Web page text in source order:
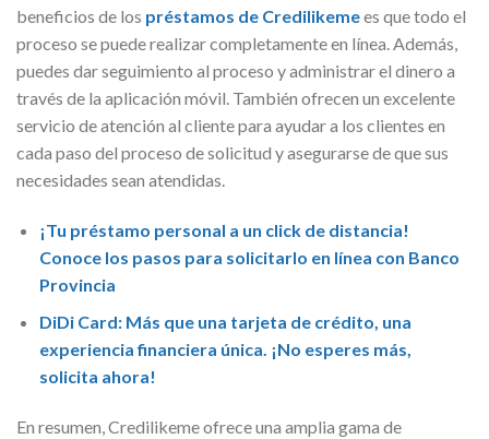
beneficios de los préstamos de Credilikemees que todo el
proceso se puede realizar completamente en línea. Además,
puedes dar seguimiento al proceso y administrar el dinero a
través de la aplicación móvil. También ofrecen un excelente
servicio de atención al cliente para ayudar a los clientes en
cada paso del proceso de solicitud y asegurarse de que sus
necesidades sean atendidas.
¡Tu préstamo personal a un click de distancia!
Conoce los pasos para solicitarlo en línea con Banco
Provincia
DiDi Card: Más que una tarjeta de crédito, una
experiencia financiera única. ¡No esperes más,
solicita ahora!
En resumen, Credilikeme ofrece una amplia gama de